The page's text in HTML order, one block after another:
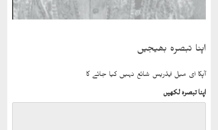
اپنا تبصرہ بھیجیں
آپکا ای میل ایڈریس شائع نہیں کیا جائے گا
اپنا تبصرہ لکھیں